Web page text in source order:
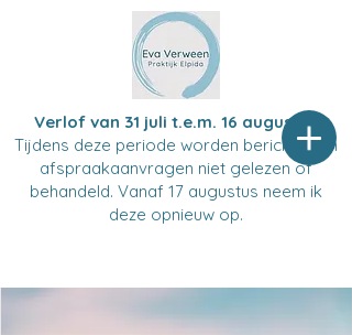
Verlof van 31 juli t.e.m. 16 augustus
Tijdens deze periode worden berichten en
afspraakaanvragen niet gelezen of
behandeld. Vanaf 17 augustus neem ik
deze opnieuw op.